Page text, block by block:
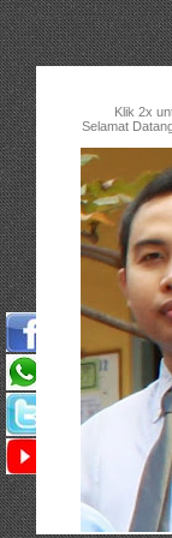
Klik 2x
Selamat